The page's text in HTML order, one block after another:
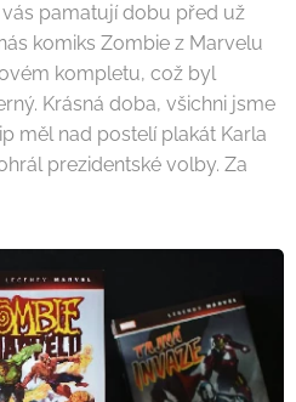
pamatují dobu před už
komiks Zombie z Marvelu
kompletu, což byl
Krásná doba, všichni jsme
měl nad postelí plakát Karla
prezidentské volby. Za